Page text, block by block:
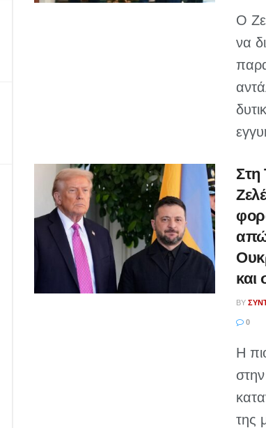
Ο
να
Στη
και
BY
0
Η
της